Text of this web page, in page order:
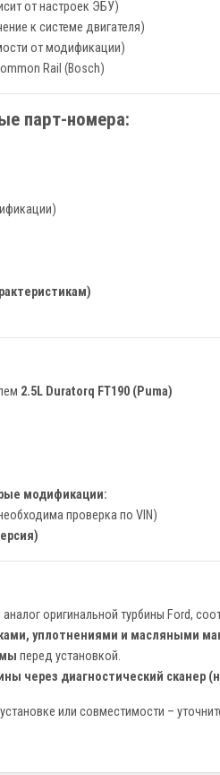
от настроек ЭБУ)
к системе двигателя)
от модификации)
Rail (Bosch)
парт-номера:
2.5L Duratorq FT190 (Puma)
модификации:
проверка по VIN)
оригинальной турбины Ford,
уплотнениями и масляными
перед установкой.
через диагностический сканер
или совместимости –